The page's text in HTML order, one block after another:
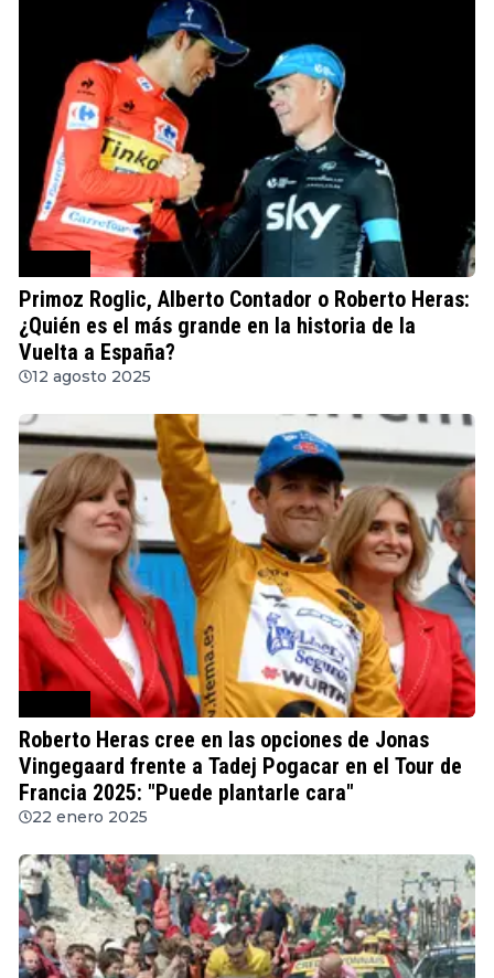
Primoz Roglic, Alberto Contador o Roberto Heras:
¿Quién es el más grande en la historia de la
Vuelta a España?
12 agosto 2025
Roberto Heras cree en las opciones de Jonas
Vingegaard frente a Tadej Pogacar en el Tour de
Francia 2025: "Puede plantarle cara"
22 enero 2025